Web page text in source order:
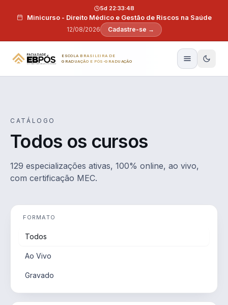
Minicurso - Direito Médico e Gestão de Riscos na Saúde
12/08/2026
5d 22:33:47
Cadastre-se →
ESCOLA BRASILEIRA DE
GRADUAÇÃO E PÓS-GRADUAÇÃO
CATÁLOGO
Todos os cursos
129 especializações ativas, 100% online, ao vivo,
com certificação MEC.
FORMATO
Todos
Ao Vivo
Gravado